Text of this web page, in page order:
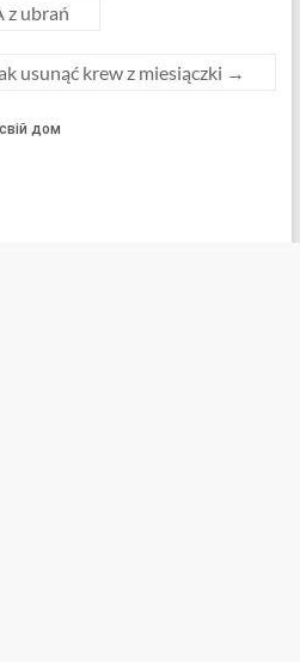
z ubrań
usunąć krew z miesiączki →